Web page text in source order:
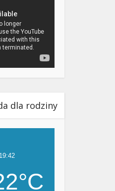
dla rodziny